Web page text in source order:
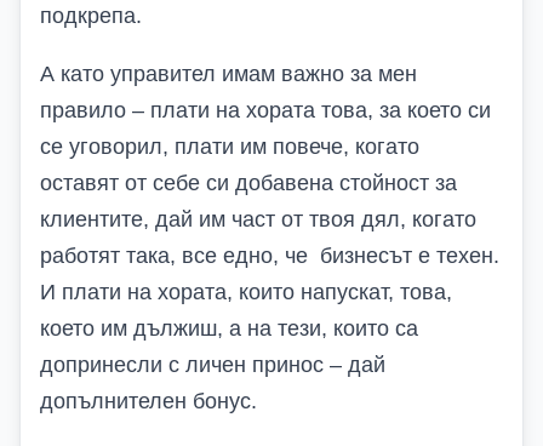
подкрепа.
А като управител имам важно за мен
правило – плати на хората това, за което си
се уговорил, плати им повече, когато
оставят от себе си добавена стойност за
клиентите, дай им част от твоя дял, когато
работят така, все едно, че бизнесът е техен.
И плати на хората, които напускат, това,
което им дължиш, а на тези, които са
допринесли с личен принос – дай
допълнителен бонус.